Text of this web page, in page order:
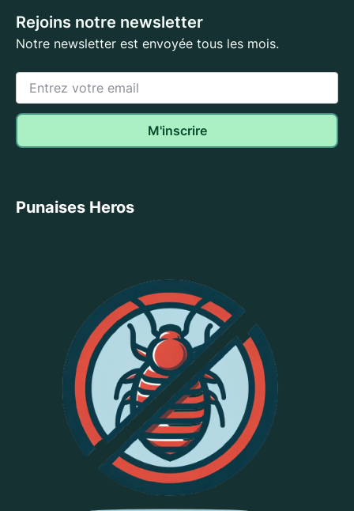
Rejoins notre newsletter
Notre newsletter est envoyée tous les mois.
Punaises Heros